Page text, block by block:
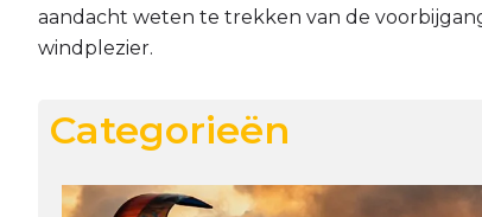
aandacht weten te trekken van de
windplezier.
Categorieën